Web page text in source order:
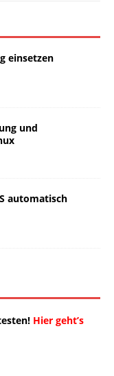
einsetzen
und
automatisch
Hier geht’s